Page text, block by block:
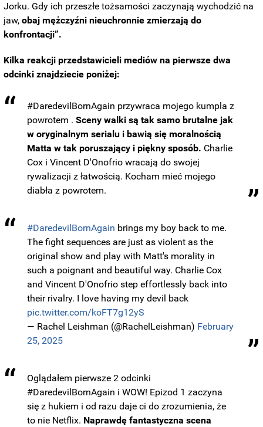
Jorku. Gdy ich przeszłe tożsamości zaczynają wychodzić na
jaw,obaj mężczyźni nieuchronnie zmierzają do
konfrontacji”.
Kilka reakcji przedstawicieli mediów na pierwsze dwa
odcinki znajdziecie poniżej:
#DaredevilBornAgain przywraca mojego kumpla z
powrotem .Sceny walki są tak samo brutalne jak
w oryginalnym serialu i bawią się moralnością
Matta w tak poruszający i piękny sposób. Charlie
Cox i Vincent D'Onofrio wracają do swojej
rywalizacji z łatwością. Kocham mieć mojego
diabła z powrotem.
#DaredevilBornAgain brings my boy back to me.
The fight sequences are just as violent as the
original show and play with Matt's morality in
such a poignant and beautiful way. Charlie Cox
and Vincent D'Onofrio step effortlessly back into
their rivalry. I love having my devil back
pic.twitter.com/koFT7g12yS
— Rachel Leishman (@RachelLeishman) February
25, 2025
Oglądałem pierwsze 2 odcinki
#DaredevilBornAgain i WOW! Epizod 1 zaczyna
się z hukiem i od razu daje ci do zrozumienia, że
to nie Netflix. Naprawdę fantastyczna scena